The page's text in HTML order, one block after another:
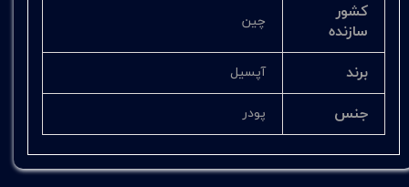
کشور
سازنده
چین
برند آپسیل
جنس پودر